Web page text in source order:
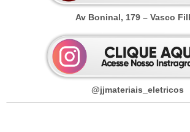
Av Boninal, 179 – Vasco
@jjmateriais_eletricos